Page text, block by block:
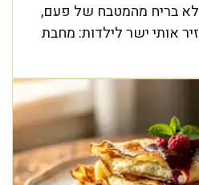
בריח מהמטבח של פעם,
אותי ישר לילדות: מחבת